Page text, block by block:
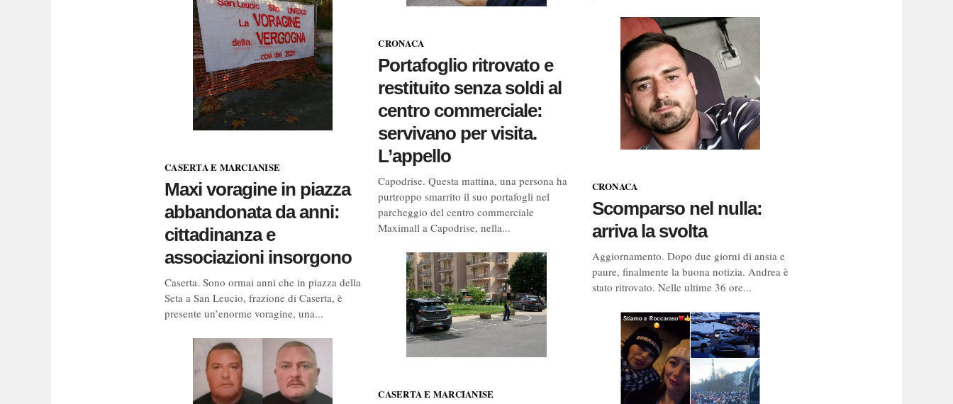
CASERTA E MARCIANISE
Maxi voragine in piazza
abbandonata da anni:
cittadinanza e
associazioni insorgono
Caserta. Sono ormai anni che in piazza della
Seta a San Leucio, frazione di Caserta, è
presente un’enorme voragine, una...
CRONACA
Portafoglio ritrovato e
restituito senza soldi al
centro commerciale:
servivano per visita.
L’appello
Capodrise. Questa mattina, una persona ha
purtroppo smarrito il suo portafogli nel
parcheggio del centro commerciale
Maximall a Capodrise, nella...
CASERTA E MARCIANISE
CRONACA
Scomparso nel nulla:
arriva la svolta
Aggiornamento. Dopo due giorni di ansia e
paure, finalmente la buona notizia. Andrea è
stato ritrovato. Nelle ultime 36 ore...